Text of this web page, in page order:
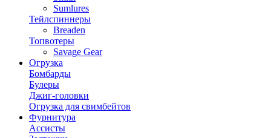
Sumlures
Тейлспиннеры
Breaden
Топвотеры
Savage Gear
Огрузка
Бомбарды
Булеры
Джиг-головки
Огрузка для свимбейтов
Фурнитура
Ассисты